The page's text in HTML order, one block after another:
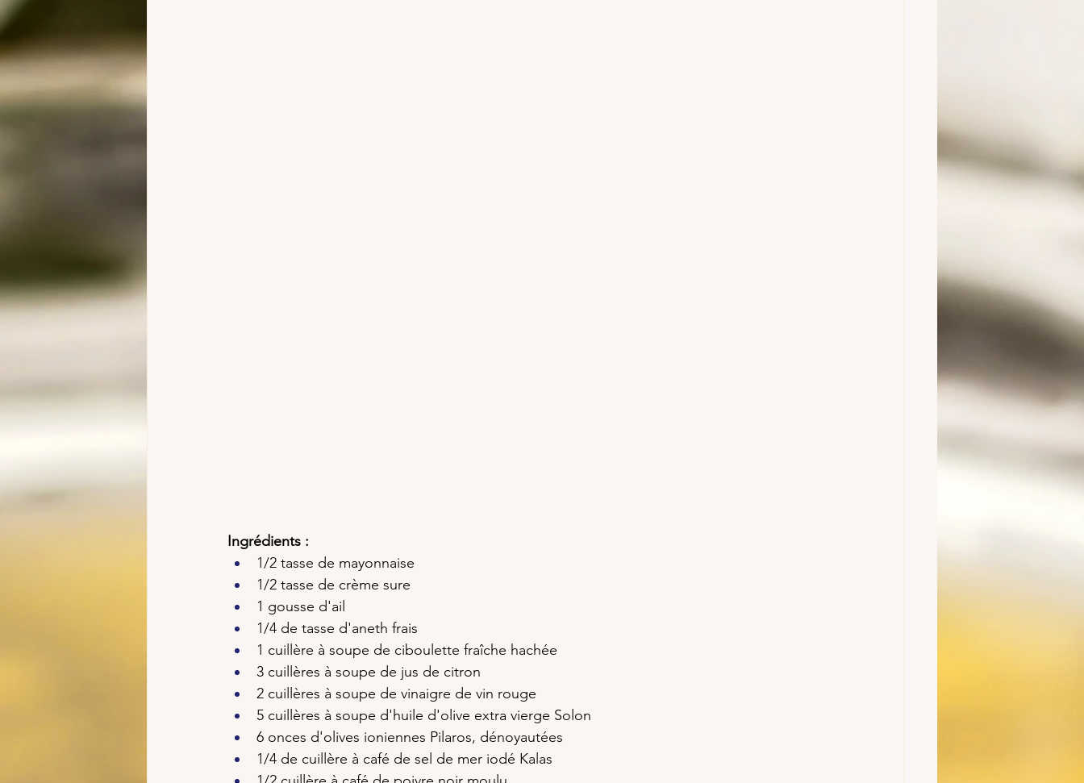
Ingrédients :
1/2 tasse de mayonnaise
1/2 tasse de crème sure
1 gousse d'ail
1/4 de tasse d'aneth frais
1 cuillère à soupe de ciboulette fraîche hachée
3 cuillères à soupe de jus de citron
2 cuillères à soupe de vinaigre de vin rouge
5 cuillères à soupe d'huile d'olive extra vierge Solon
6 onces d'olives ioniennes Pilaros, dénoyautées
1/4 de cuillère à café de sel de mer iodé Kalas